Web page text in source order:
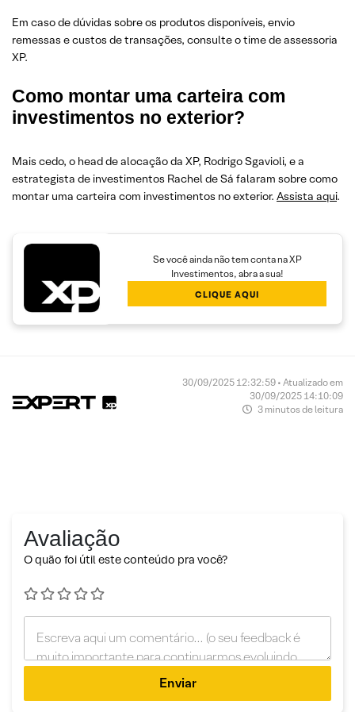
Em caso de dúvidas sobre os produtos disponíveis, envio
remessas e custos de transações, consulte o time de assessoria
XP.
Como montar uma carteira com
investimentos no exterior?
Mais cedo, o head de alocação da XP, Rodrigo Sgavioli, e a
estrategista de investimentos Rachel de Sá falaram sobre como
montar uma carteira com investimentos no exterior. Assista aqui.
Se você ainda não tem conta na XP
Investimentos, abra a sua!
CLIQUE AQUI
30/09/2025 12:32:59 • Atualizado em
30/09/2025 14:10:09
3 minutos de leitura
Avaliação
O quão foi útil este conteúdo pra você?
Enviar